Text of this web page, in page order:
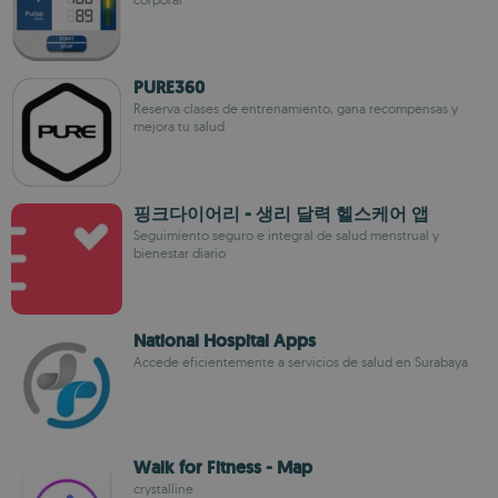
PURE360
Reserva clases de entrenamiento, gana recompensas y
mejora tu salud
핑크다이어리 - 생리 달력 헬스케어 앱
Seguimiento seguro e integral de salud menstrual y
bienestar diario
National Hospital Apps
Accede eficientemente a servicios de salud en Surabaya
Walk for Fitness - Map
crystalline